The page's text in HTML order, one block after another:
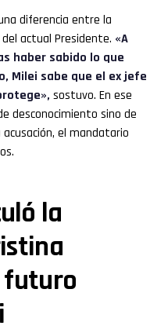
diferencia entre la
actual Presidente. «A
haber sabido lo que
Milei sabe que el ex jefe
sostuvo. En ese
desconocimiento sino de
el mandatario
la
futuro